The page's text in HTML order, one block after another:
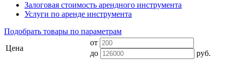
Залоговая стоимость арендного инструмента
Услуги по аренде инструмента
Подобрать товары по параметрам
Цена
от
до
руб.